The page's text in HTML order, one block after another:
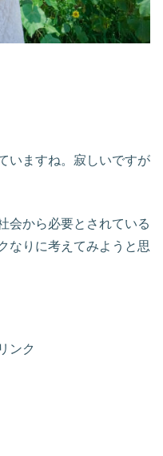
いますね。寂しいですが
会から必要とされている
なりに考えてみようと思
ンク